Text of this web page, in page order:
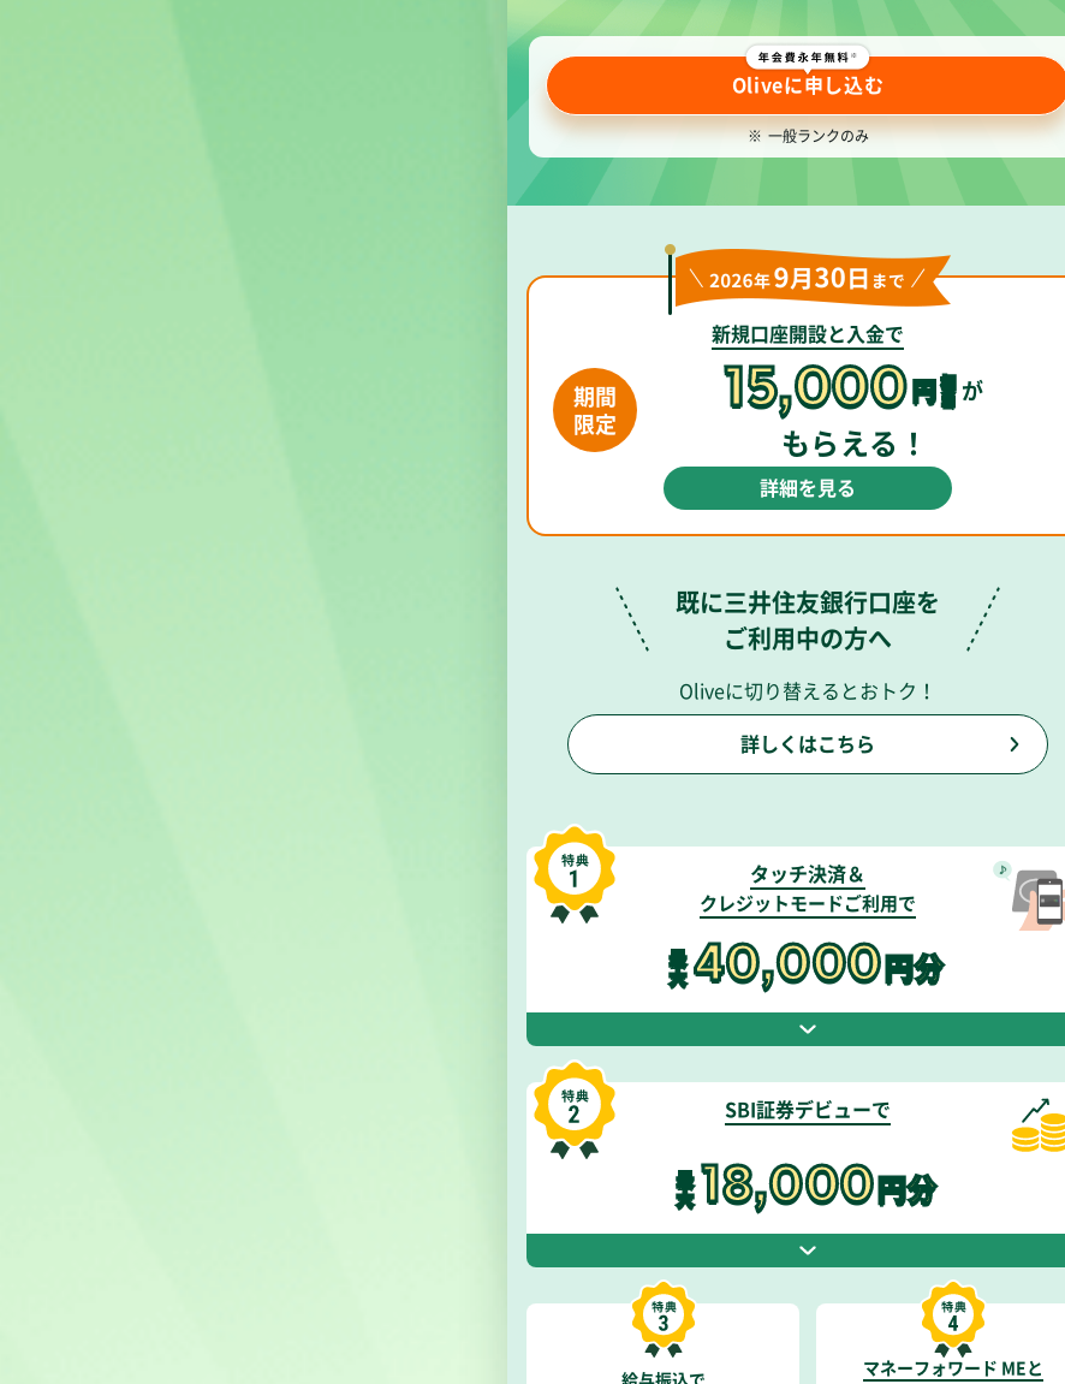
Oliveに申し込む
※ 一般ランクのみ
新規口座開設と入金で
期間
限定
15,000円 相
当 が
もらえる！
詳細を見る
既に三井住友銀行口座を
ご利用中の方へ
Oliveに切り替えるとおトク！
詳しくはこちら
タッチ決済＆
クレジットモードご利用で
最
大 40,000円分
SBI証券デビューで
最
大 18,000円分
マネーフォワード MEと